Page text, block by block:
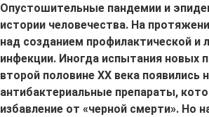
Опустошительные пандемии и
истории человечества. На
над созданием профилактической и
инфекции. Иногда испытания новых
второй половине ХХ века
антибактериальные препараты,
избавление от «черной смерти». Но